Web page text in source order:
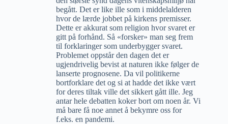
begått. Det er like ille som i middelalderen
hvor de lærde jobbet på kirkens premisser.
Dette er akkurat som religion hvor svaret er
gitt på forhånd. Så «forsker» man seg frem
til forklaringer som underbygger svaret.
Problemet oppstår den dagen det er
ugjendrivelig bevist at naturen ikke følger de
lanserte prognosene. Da vil politikerne
bortforklare det og si at hadde det ikke vært
for deres tiltak ville det sikkert gått ille. Jeg
antar hele debatten koker bort om noen år. Vi
må bare få noe annet å bekymre oss for
f.eks. en pandemi.